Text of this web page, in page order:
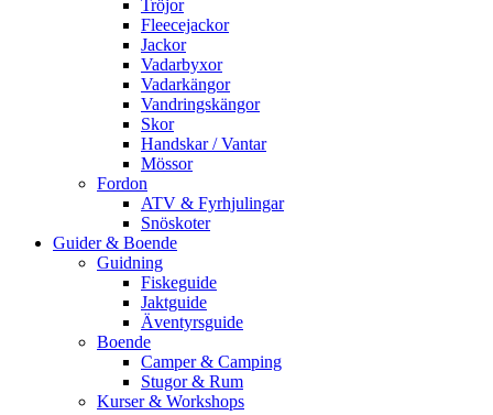
Tröjor
Fleecejackor
Jackor
Vadarbyxor
Vadarkängor
Vandringskängor
Skor
Handskar / Vantar
Mössor
Fordon
ATV & Fyrhjulingar
Snöskoter
Guider & Boende
Guidning
Fiskeguide
Jaktguide
Äventyrsguide
Boende
Camper & Camping
Stugor & Rum
Kurser & Workshops